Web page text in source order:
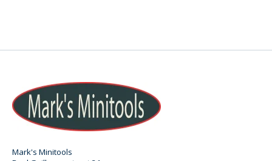
Mark's Minitools